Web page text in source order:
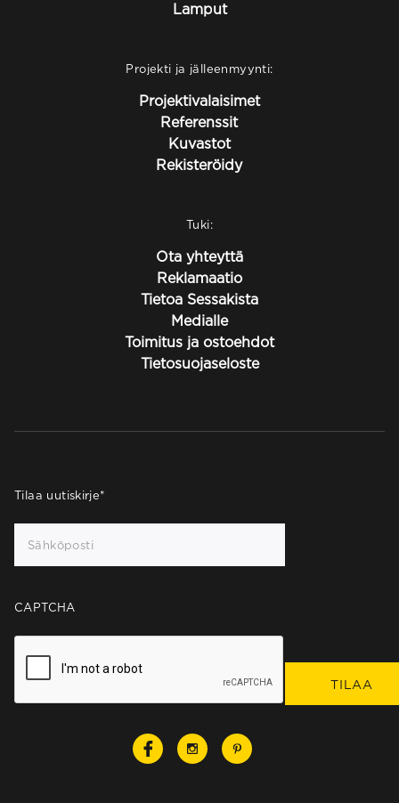
Lamput
Projekti ja jälleenmyynti:
Projektivalaisimet
Referenssit
Kuvastot
Rekisteröidy
Tuki:
Ota yhteyttä
Reklamaatio
Tietoa Sessakista
Medialle
Toimitus ja ostoehdot
Tietosuojaseloste
Tilaa uutiskirje*
CAPTCHA